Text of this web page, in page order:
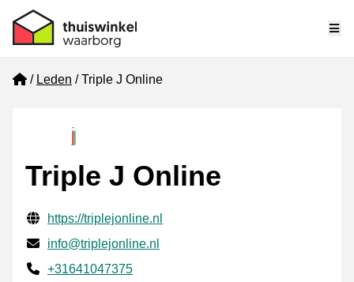
Home
Leden Triple J Online
Triple J Online
Gecontroleerde contactgegevens
Website URL
https://triplejonline.nl
E-mail
info@triplejonline.nl
Telefoonnummer
+31641047375